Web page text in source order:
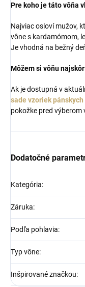
Pre koho je táto vôňa
Najviac osloví mužov,
vône s kardamómom,
Je vhodná na bežný
Môžem si vôňu
Ak je dostupná v
sade vzoriek
pokožke pred výberom
Dodatočné
Kategória:
Záruka:
Podľa pohlavia:
Typ vône:
Inšpirované značkou: